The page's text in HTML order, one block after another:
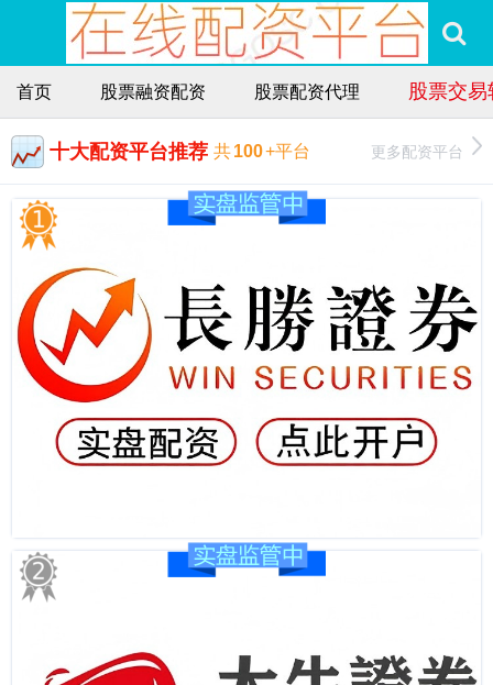
首页 股票融资配资 股票配资代理 股票交
十大配资平台推荐 共100+平台 更多配资平台